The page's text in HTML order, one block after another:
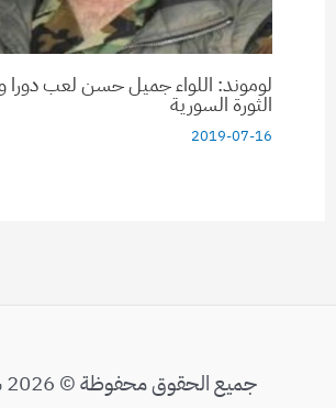
لوموند: اللواء جميل حسن لعب دورا
الثورة السورية
2019-07-16
جميع الحقوق محفوظة © 2026 شهبا برس